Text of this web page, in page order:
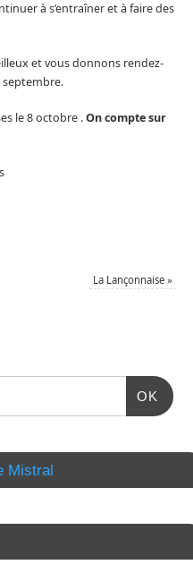
à s’entraîner et à faire des
et vous donnons rendez-
septembre.
le 8 octobre .On compte sur
La Lançonnaise»
OK
Mistral